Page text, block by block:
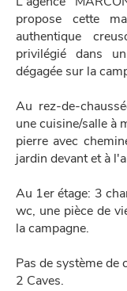
propose cette
authentique
privilégié dans
dégagée sur la
Au rez-de-
une cuisine/salle à
pierre avec
jardin devant et à
Au 1er étage: 3
wc, une pièce de
la campagne.
Pas de système de
2 Caves.